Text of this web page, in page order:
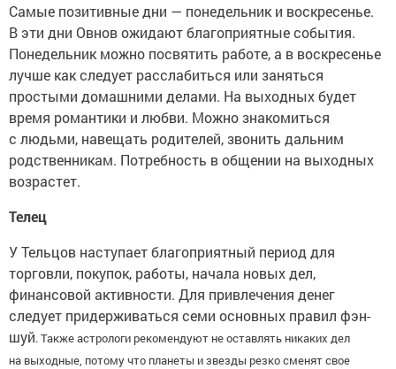
Самые позитивные дни — понедельник и воскресенье.
В эти дни Овнов ожидают благоприятные события.
Понедельник можно посвятить работе, а в воскресенье
лучше как следует расслабиться или заняться
простыми домашними делами. На выходных будет
время романтики и любви. Можно знакомиться
с людьми, навещать родителей, звонить дальним
родственникам. Потребность в общении на выходных
возрастет.
Телец
У Тельцов наступает благоприятный период для
торговли, покупок, работы, начала новых дел,
финансовой активности. Для привлечения денег
следует придерживаться семи основных правил фэн-
шуй. Также астрологи рекомендуют не оставлять никаких дел
на выходные, потому что планеты и звезды резко сменят свое